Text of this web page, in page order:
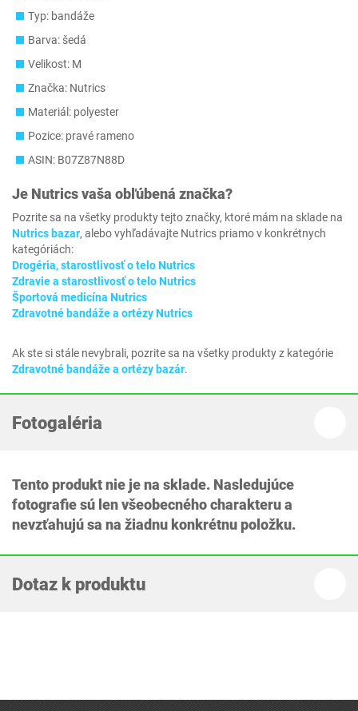
Typ: bandáže
Barva: šedá
Velikost: M
Značka: Nutrics
Materiál: polyester
Pozice: pravé rameno
ASIN: B07Z87N88D
Je Nutricsvaša obľúbená značka?
Pozrite sa na všetky produkty tejto značky, ktoré mám na sklade na
Nutrics bazar, alebo vyhľadávajte Nutrics priamo v konkrétnych
kategóriách:
Drogéria, starostlivosť o telo Nutrics
Zdravie a starostlivosť o telo Nutrics
Športová medicína Nutrics
Zdravotné bandáže a ortézy Nutrics
Ak ste si stále nevybrali, pozrite sa na všetky produkty z kategórie
Zdravotné bandáže a ortézy bazár.
Fotogaléria
Tento produkt nie je na sklade. Nasledujúce
fotografie sú len všeobecného charakteru a
nevzťahujú sa na žiadnu konkrétnu položku.
Dotaz k produktu